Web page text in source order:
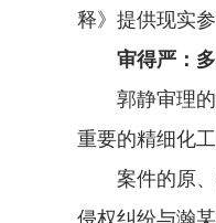
释》提供现实参
审得严：
郭静审理的这
重要的精细化工
案件的原、被
侵权纠纷与瀚